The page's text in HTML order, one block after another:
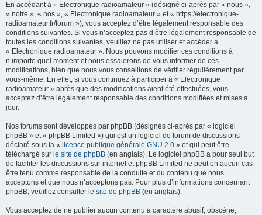
En accédant à « Electronique radioamateur » (désigné ci-après par « nous »,
« notre », « nos », « Electronique radioamateur » et « https://electronique-
radioamateur.fr/forum »), vous acceptez d’être légalement responsable des
conditions suivantes. Si vous n’acceptez pas d’être légalement responsable de
toutes les conditions suivantes, veuillez ne pas utiliser et accéder à
« Electronique radioamateur ». Nous pouvons modifier ces conditions à
n’importe quel moment et nous essaierons de vous informer de ces
modifications, bien que nous vous conseillons de vérifier régulièrement par
vous-même. En effet, si vous continuez à participer à « Electronique
radioamateur » après que des modifications aient été effectuées, vous
acceptez d’être légalement responsable des conditions modifiées et mises à
jour.
Nos forums sont développés par phpBB (désignés ci-après par « logiciel
phpBB » et « phpBB Limited ») qui est un logiciel de forum de discussions
déclaré sous la « licence publique générale GNU 2.0 » et qui peut être
téléchargé sur le site de phpBB (en anglais). Le logiciel phpBB a pour seul but
de faciliter les discussions sur internet et phpBB Limited ne peut en aucun cas
être tenu comme responsable de la conduite et du contenu que nous
acceptons et que nous n’acceptons pas. Pour plus d’informations concernant
phpBB, veuillez consulter le site de phpBB (en anglais).
Vous acceptez de ne publier aucun contenu à caractère abusif, obscène,